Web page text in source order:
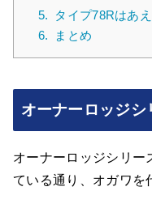
5.
タイプ78Rはあ
6.
まとめ
オーナーロッジシ
オーナーロッジシリー
ている通り、オガワを